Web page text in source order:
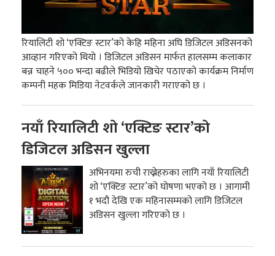
रियालिटी शो ‘एक्टिङ स्टार’को केहि महिना अघि डिजिटल अडिसनको
आव्हान गरिएको थियो । डिजिटल अडिसन मार्फत हालसम्म कलाकार
बन्न चाहने ५०० भन्दा बढीले भिडियो खिचेर पठाएको कार्यक्रम निर्माण
कम्पनी महक मिडिया नेटवर्कले जानकारी गराएको छ ।
नयाँ रियालिटी शो ‘एक्टिङ स्टार’को
डिजिटल अडिसन खुल्ला
अभिनयमा रुची राख्नेहरुका लागि नयाँ रियालिटी
शो ‘एक्टिङ स्टार’को घोषणा भएको छ । आगामी
१ भदौ देखि एक महिनासम्मको लागि डिजिटल
अडिसन खुल्ला गरिएको छ ।